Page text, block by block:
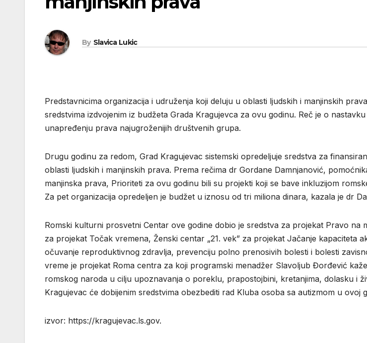
By Slavica Lukic
Predstavnicima organizacija i udruženja koji deluju u oblasti ljudskih i manjinskih
sredstvima izdvojenim iz budžeta Grada Kragujevca za ovu godinu. Reč je o
unapređenju prava najugroženijih društvenih grupa.
Drugu godinu za redom, Grad Kragujevac sistemski opredeljuje sredstva za
oblasti ljudskih i manjinskih prava. Prema rečima dr Gordane Damnjanović,
manjinska prava, Prioriteti za ovu godinu bili su projekti koji se bave inkluzijom
Za pet organizacija opredeljen je budžet u iznosu od tri miliona dinara, kazala je dr
Romski kulturni prosvetni Centar ove godine dobio je sredstva za projekat Pravo na
za projekat Točak vremena, Ženski centar „21. vek” za projekat Jačanje
očuvanje reproduktivnog zdravlja, prevenciju polno prenosivih bolesti i bolesti
vreme je projekat Roma centra za koji programski menadžer Slavoljub Đorđević
romskog naroda u cilju upoznavanja o poreklu, prapostojbini, kretanjima, dolasku i
Kragujevac će dobijenim sredstvima obezbediti rad Kluba osoba sa autizmom u ovoj
izvor: https://kragujevac.ls.gov.